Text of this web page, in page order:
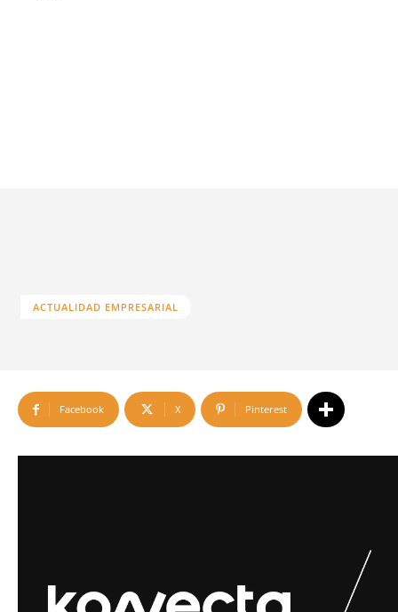
ACTUALIDAD EMPRESARIAL
Facebook X Pinterest